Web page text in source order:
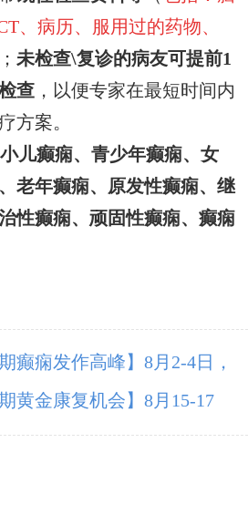
、病历、服用过的药物、
； 未检查\复诊的病友可提前1
查 ，以便专家在最短时间内
方案。
小儿癫痫、青少年癫痫、女
老年癫痫、原发性癫痫、继
性癫痫、顽固性癫痫、癫痫
癫痫发作高峰】8月2-4日，
会诊，助力患者暑期癫痫攻
黄金康复机会】8月15-17
属北京天坛医院杨涛博士空